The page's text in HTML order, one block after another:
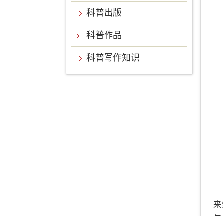
科普出版
科普作品
科普写作知识
来